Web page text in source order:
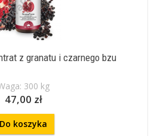
z granatu i czarnego bzu
300 kg
47,00 zł
Do koszyka